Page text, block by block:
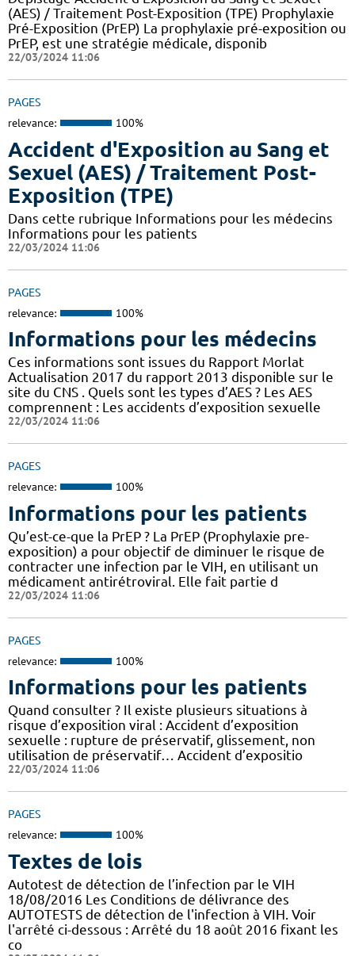
(AES) / Traitement Post-Exposition (TPE) Prophylaxie
Pré-Exposition (PrEP) La prophylaxie pré-exposition ou
PrEP, est une stratégie médicale, disponib
22/03/2024 11:06
PAGES
relevance: 100%
Accident d'Exposition au Sang et
Sexuel (AES) / Traitement Post-
Exposition (TPE)
Dans cette rubrique Informations pour les médecins
Informations pour les patients
22/03/2024 11:06
PAGES
relevance: 100%
Informations pour les médecins
Ces informations sont issues du Rapport Morlat
Actualisation 2017 du rapport 2013 disponible sur le
site du CNS . Quels sont les types d’AES ? Les AES
comprennent : Les accidents d’exposition sexuelle
22/03/2024 11:06
PAGES
relevance: 100%
Informations pour les patients
Qu’est-ce-que la PrEP ? La PrEP (Prophylaxie pre-
exposition) a pour objectif de diminuer le risque de
contracter une infection par le VIH, en utilisant un
médicament antirétroviral. Elle fait partie d
22/03/2024 11:06
PAGES
relevance: 100%
Informations pour les patients
Quand consulter ? Il existe plusieurs situations à
risque d’exposition viral : Accident d’exposition
sexuelle : rupture de préservatif, glissement, non
utilisation de préservatif… Accident d’expositio
22/03/2024 11:06
PAGES
relevance: 100%
Textes de lois
Autotest de détection de l’infection par le VIH
18/08/2016 Les Conditions de délivrance des
AUTOTESTS de détection de l'infection à VIH. Voir
l'arrêté ci-dessous : Arrêté du 18 août 2016 fixant les
co